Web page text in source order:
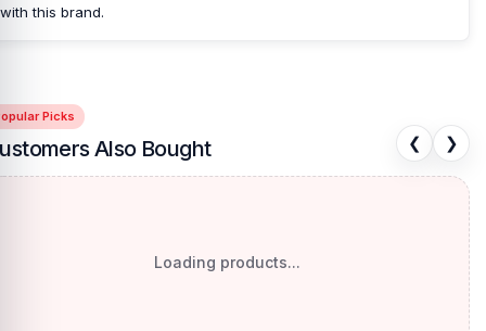
with this brand.
Picks
Also Bought ❮ ❯
Loading products...